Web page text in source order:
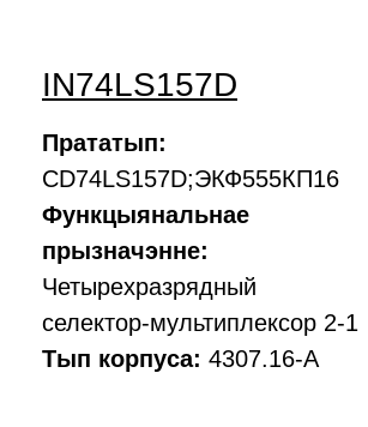
IN74LS157D
Прататып:
CD74LS157D;ЭКФ555КП16
Функцыянальнае
прызначэнне:
Четырехразрядный
селектор-мультиплексор 2-1
Тып корпуса: 4307.16-А